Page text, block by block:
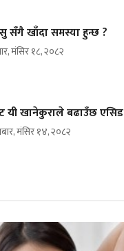
सँगै खाँदा समस्या हुन्छ ?
मंसिर १८, २०८२
यी खानेकुराले बढाउँछ एसिड
मंसिर १४, २०८२